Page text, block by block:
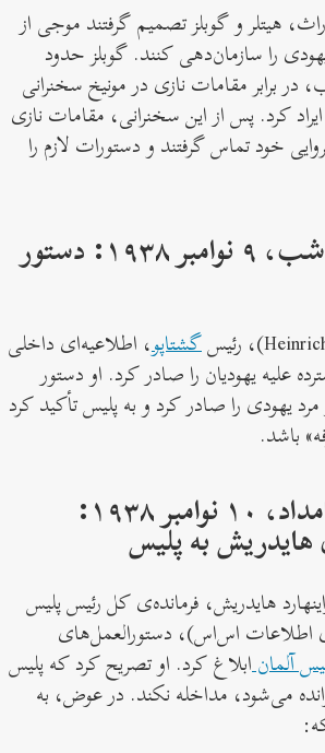
هیتلر و گوبلز تصمیم گرفتند موجی از
را سازمان‌دهی کنند. گوبلز حدود
۹:۳۰ یا ۱۰ شب، در برابر مقامات نازی در مونیخ سخنرانی
ایراد کرد. پس از این سخنرانی، مقامات نازی
خود تماس گرفتند و دستورات لازم را
ساعت ۱۱:۵۵ شب، ۹ نوامبر ۱۹۳۸: دستور
گشتاپو، اطلاعیه‌ای داخلی
علیه یهودیان را صادر کرد. او دستور
۲۰ تا ۳۰ هزار مرد یهودی را صادر کرد و به پلیس تأکید کرد
باشد.
ساعت ۱:۲۰ بامداد، ۱۰ نوامبر ۱۹۳۸:
به پلیس
راینهارد هایدریش، فرمانده‌ی کل رئیس پلیس
اطلاعات اس‌اس)، دستورالعمل‌های
آلمانابلاغ کرد. او تصریح کرد که پلیس
می‌شود، مداخله نکند. در عوض، به